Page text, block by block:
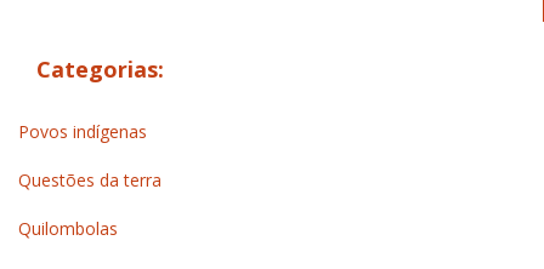
Categorias:
Povos indígenas
Questões da terra
Quilombolas